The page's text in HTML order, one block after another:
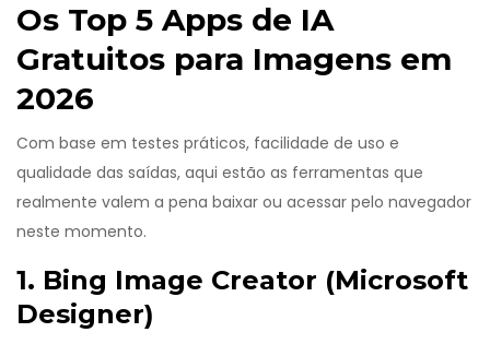
Os Top 5 Apps de IA
Gratuitos para Imagens em
2026
Com base em testes práticos, facilidade de uso e
qualidade das saídas, aqui estão as ferramentas que
realmente valem a pena baixar ou acessar pelo navegador
neste momento.
1. Bing Image Creator (Microsoft
Designer)